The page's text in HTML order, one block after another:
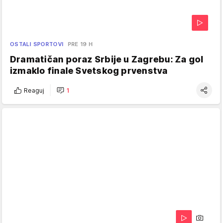
OSTALI SPORTOVI PRE 19 H
Dramatičan poraz Srbije u Zagrebu: Za gol
izmaklo finale Svetskog prvenstva
Reaguj 1